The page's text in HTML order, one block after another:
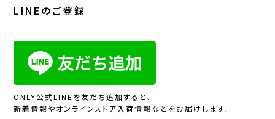
LINEのご登録
ONLY公式LINEを友だち追加すると、
新着情報やオンラインストア入荷情報などをお届けします。